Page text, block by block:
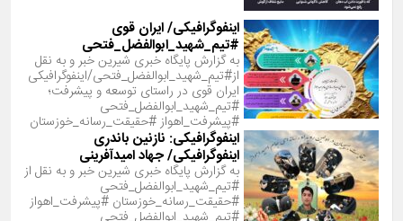
اینفوگرافیکی/ ایران قوی
#تیم_شهید_ابوالفضل_فتحی
به گزارش پایگاه خبری شیرین خبر و به نقل
از#تیم_شهید_ابوالفضل_فتحی/اینفوگرافیکی
ایران قوی در راستای توسعه و پیشرفت؛
#تیم_شهید_ابوالفضل_فتحی
#پیشرفت_اهواز #حقیقت_رسانه_خوزستان
اینفوگرافیکی: نازنین باندری
اینفوگرافیکی/ جهاد امیدآفرینی
به گزارش پایگاه خبری شیرین خبر و به نقل از
#تیم_شهید_ابوالفضل_فتحی
#حقیقت_رسانه_خوزستان #پیشرفت_اهواز